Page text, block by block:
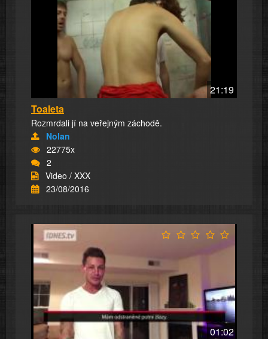
21:19
Toaleta
Rozmrdali jí na veřejným záchodě.
Nolan
22775x
2
Video / XXX
23/08/2016
01:02